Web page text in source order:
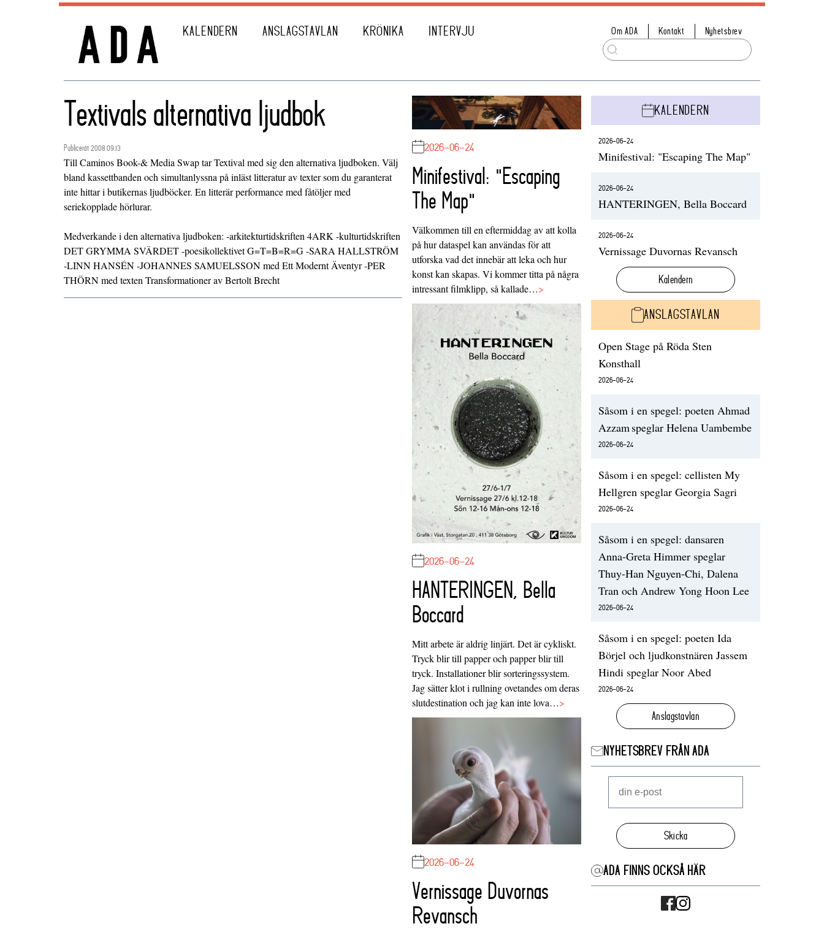
KALENDERN ANSLAGSTAVLAN KRÖNIKA INTERVJU Om ADA Kontakt Nyhetsbrev
Textivals alternativa ljudbok
Publicerat 2008.09.13
Till Caminos Book-& Media Swap tar Textival med sig den alternativa ljudboken. Välj
bland kassettbanden och simultanlyssna på inläst litteratur av texter som du garanterat
inte hittar i butikernas ljudböcker. En litterär performance med fåtöljer med
seriekopplade hörlurar.
Medverkande i den alternativa ljudboken: -arkitekturtidskriften 4ARK -kulturtidskriften
DET GRYMMA SVÄRDET -poesikollektivet G=T=B=R=G -SARA HALLSTRÖM
-LINN HANSÉN -JOHANNES SAMUELSSON med Ett Modernt Äventyr -PER
THÖRN med texten Transformationer av Bertolt Brecht
2026-06-24
Minifestival: "Escaping
The Map"
Välkommen till en eftermiddag av att kolla
på hur dataspel kan användas för att
utforska vad det innebär att leka och hur
konst kan skapas. Vi kommer titta på några
intressant filmklipp, så kallade…>
2026-06-24
HANTERINGEN, Bella
Boccard
Mitt arbete är aldrig linjärt. Det är cykliskt.
Tryck blir till papper och papper blir till
tryck. Installationer blir sorteringssystem.
Jag sätter klot i rullning ovetandes om deras
slutdestination och jag kan inte lova…>
2026-06-24
Vernissage Duvornas
Revansch
KALENDERN
2026-06-24
Minifestival: "Escaping The Map"
2026-06-24
HANTERINGEN, Bella Boccard
2026-06-24
Vernissage Duvornas Revansch
Kalendern
ANSLAGSTAVLAN
Open Stage på Röda Sten
Konsthall
2026-06-24
Såsom i en spegel: poeten Ahmad
Azzam speglar Helena Uambembe
2026-06-24
Såsom i en spegel: cellisten My
Hellgren speglar Georgia Sagri
2026-06-24
Såsom i en spegel: dansaren
Anna-Greta Himmer speglar
Thuy-Han Nguyen-Chi, Dalena
Tran och Andrew Yong Hoon Lee
2026-06-24
Såsom i en spegel: poeten Ida
Börjel och ljudkonstnären Jassem
Hindi speglar Noor Abed
2026-06-24
Anslagstavlan
NYHETSBREV FRÅN ADA
Skicka
ADA FINNS OCKSÅ HÄR